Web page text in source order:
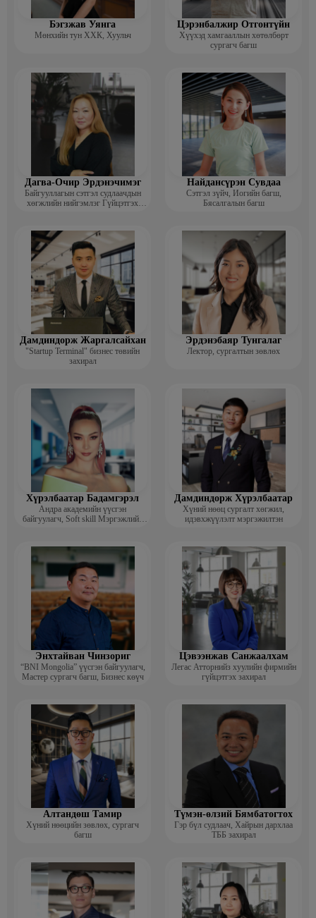
Бэгзжав Уянга
Мөнхийн тун ХХК, Хуульч
Цэрэнбалжир Отгонтүйн
Хүүхэд хамгааллын хөтөлбөрт
сургагч багш
Дагва-Очир Эрдэнэчимэг
Байгууллагын сэтгэл судлаачдын
хөгжлийн нийгэмлэг Гүйцэтгэх
Найдансүрэн Сувдаа
Сэтгэл зүйч, Иогийн багш,
Бясалгалын багш
Дамдиндорж Жаргалсайхан
"Startup Terminal" бизнес төвийн
захирал
Эрдэнэбаяр Тунгалаг
Лектор, сургалтын зөвлөх
Хүрэлбаатар Бадамгэрэл
Андра академийн үүсгэн
байгуулагч, Soft skill Мэргэжлийн
Дамдиндорж Хүрэлбаатар
Хүний нөөц сургалт хөгжил,
идэвхжүүлэлт мэргэжилтэн
Энхтайван Чинзориг
“BNI Mongolia” үүсгэн байгуулагч,
Мастер сургагч багш, Бизнес көүч
Цэвээнжав Санжаалхам
Легас Атторнийз хуулийн фирмийн
гүйцэтгэх захирал
Алтандөш Тамир
Хүний нөөцийн зөвлөх, сургагч
багш
Түмэн-өлзий Бямбатогтох
Гэр бүл судлаач, Хайрын дархлаа
ТББ захирал